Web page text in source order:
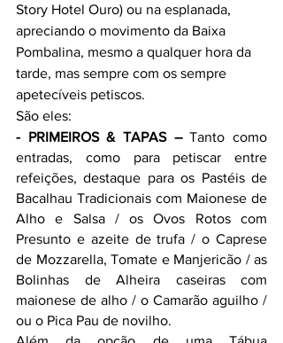
Story Hotel Ouro) ou na esplanada,
apreciando o movimento da Baixa
Pombalina, mesmo a qualquer hora da
tarde, mas sempre com os sempre
apetecíveis petiscos.
São eles:
- PRIMEIROS & TAPAS – Tanto como
entradas, como para petiscar entre
refeições, destaque para os Pastéis de
Bacalhau Tradicionais com Maionese de
Alho e Salsa / os Ovos Rotos com
Presunto e azeite de trufa / o Caprese
de Mozzarella, Tomate e Manjericão / as
Bolinhas de Alheira caseiras com
maionese de alho / o Camarão aguilho /
ou o Pica Pau de novilho.